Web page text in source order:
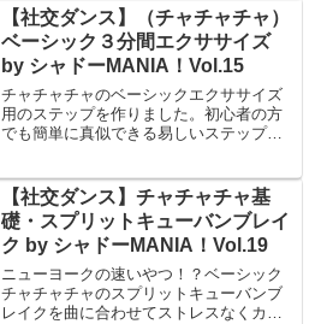
用途ステップの確認、習得・ステップ名
の...
【社交ダンス】（チャチャチャ）
ベーシック３分間エクササイズ
by シャドーMANIA！Vol.15
チャチャチャのベーシックエクササイズ
用のステップを作りました。初心者の方
でも簡単に真似できる易しいステップで
エクササイズの後には体の使いかた、足
の使い方のワンポイントも...
【社交ダンス】チャチャチャ基
礎・スプリットキューバンブレイ
ク by シャドーMANIA！Vol.19
ニューヨークの速いやつ！？ベーシック
チャチャチャのスプリットキューバンブ
レイクを曲に合わせてストレスなくカッ